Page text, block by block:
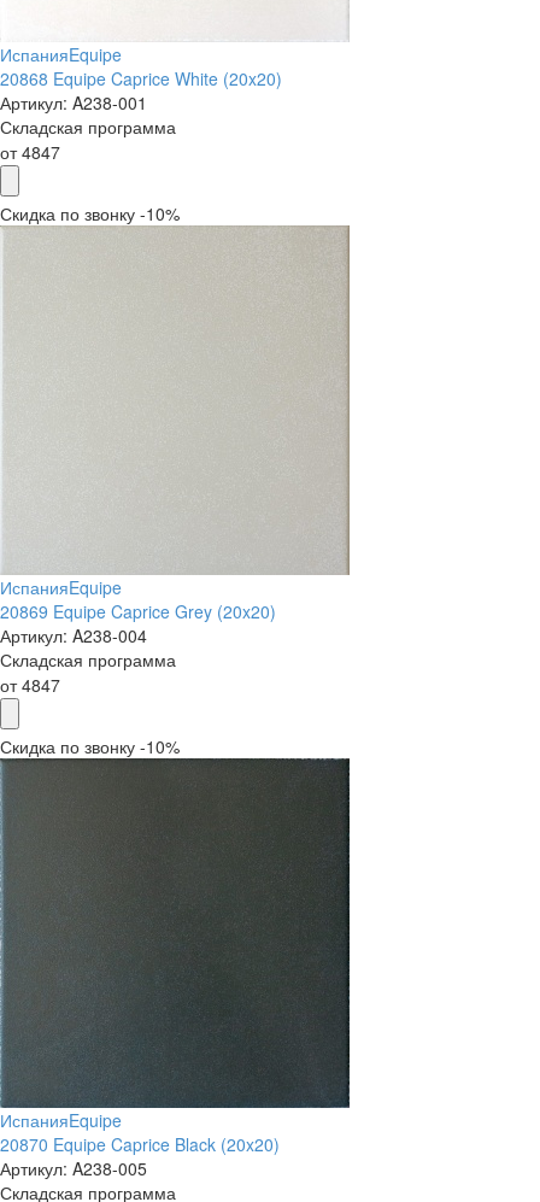
ИспанияEquipe
20868 Equipe Caprice White (20x20)
Артикул: A238-001
Складская программа
от4847
Скидка по звонку -10%
ИспанияEquipe
20869 Equipe Caprice Grey (20x20)
Артикул: A238-004
Складская программа
от4847
Скидка по звонку -10%
ИспанияEquipe
20870 Equipe Caprice Black (20x20)
Артикул: A238-005
Складская программа